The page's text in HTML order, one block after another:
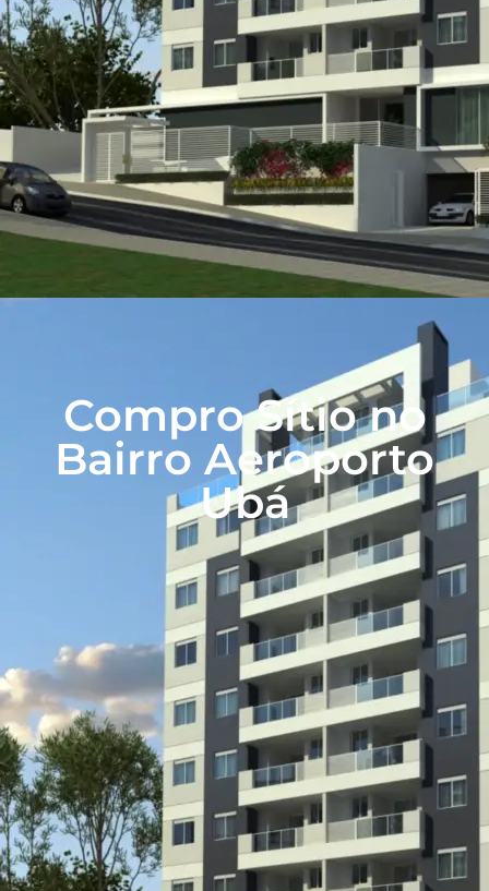
Compro Sítio no
Bairro Aeroporto
Ubá